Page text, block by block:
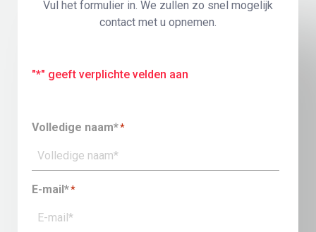
Vul het formulier in. We zullen zo snel mogelijk
contact met u opnemen.
"*" geeft verplichte velden aan
Volledige naam**
E-mail**